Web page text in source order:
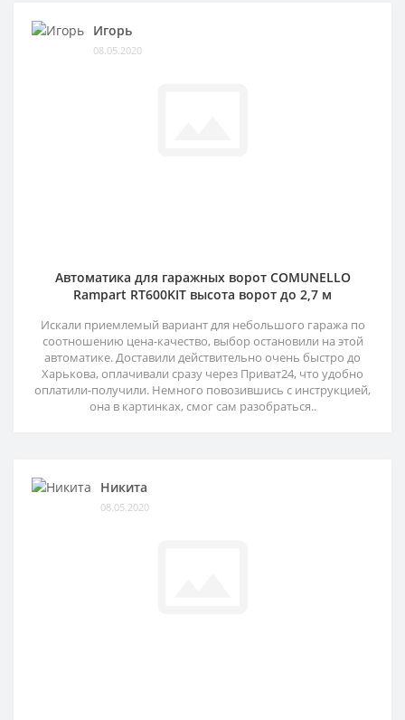
Игорь
08.05.2020
Автоматика для гаражных ворот COMUNELLO
Rampart RT600KIT высота ворот до 2,7 м
Искали приемлемый вариант для небольшого гаража по
соотношению цена-качество, выбор остановили на этой
автоматике. Доставили действительно очень быстро до
Харькова, оплачивали сразу через Приват24, что удобно
оплатили-получили. Немного повозившись с инструкцией,
она в картинках, смог сам разобраться..
Никита
08.05.2020